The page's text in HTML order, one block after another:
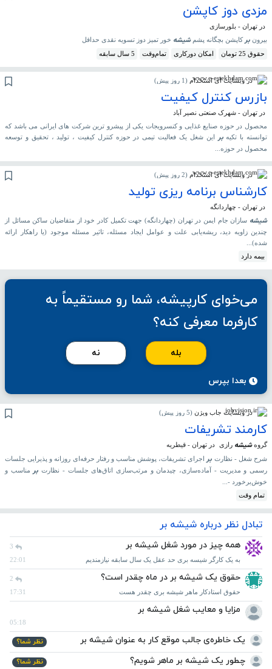
مزدی دوز کاپشن
در تهران - بلورسازی
بیرون بر کاپشن بچگانه پشمشیشه خور تمیز دوز تسویه نقدی حداقل
حقوق 25 تومان
امکان دورکاری تمام‌وقت 5 سال سابقه
در وبسایت ای استخدام (1 روز پیش )
بازرس کنترل کیفیت
در تهران - شهرک صنعتی نصیر آباد
محصول در حوزه صنایع غذایی و کنسرویجات یکی از پیشرو ترین شرکت های ایرانی می باشد که
توانسته با تکیهبر این شغل یک فعالیت تیمی در حوزه کنترل کیفیت ، تولید ، تحقیق و توسعه
محصول در حوزه...
در وبسایت ای استخدام (2 روز پیش )
کارشناس برنامه ریزی تولید
در تهران - چهاردانگه
شیشه سازان جام ایمن در تهران (چهاردانگه) جهت تکمیل کادر خود از متقاضیان ساکن مسائل از
چندین زاویه دید، ریشه‌یابی علت و عوامل ایجاد مسئله، تاثیر مسئله موجود (یا راهکار ارائه
شده)...
بیمه دارد
می‌خوای کارپیشه، شما رو مستقیماً به
کارفرما معرفی کنه؟
بله نه
بعدا بپرس
در وبسایت جاب ویژن (5 روز پیش )
کارمند تشریفات
گروهشیشه رازی در تهران - قیطریه
شرح شغل - نظارت بر اجرای تشریفات، پوشش مناسب و رفتار حرفه‌ای روزانه و پذیرایی جلسات
رسمی و مدیریت - آماده‌سازی، چیدمان و مرتب‌سازی اتاق‌های جلسات - نظارت بر مناسب و
خوش‌برخورد -...
تمام وقت
تبادل نظر درباره شیشه بر
همه چیز در مورد شغل شیشه بر
به یک کارگر شیسه بری حد عقل یک سال سابقه نیازمندیم
22:01
حقوق یک شیشه بر در ماه چقدر است؟
حقوق استادکار ماهر شیشه بری چقدر هست
17:31
مزایا و معایب شغل شیشه بر
05:18
یک خاطره‌ی جالب موقع کار به عنوان شیشه بر نظر شما؟
چطور یک شیشه بر ماهر شویم؟ نظر شما؟